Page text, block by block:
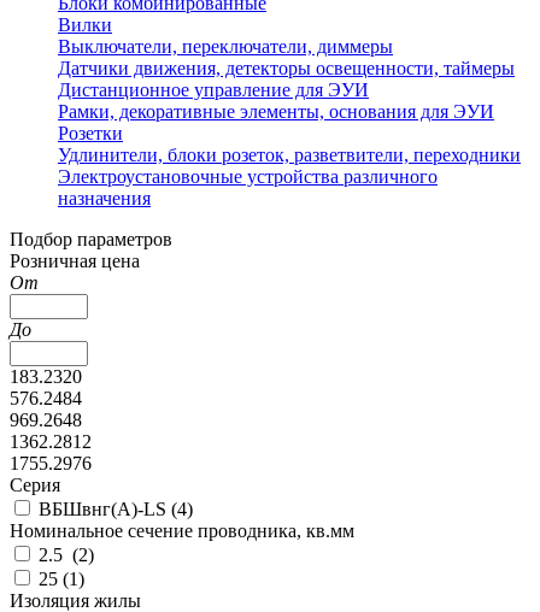
Вилки
Выключатели, переключатели, диммеры
Датчики движения, детекторы освещенности, таймеры
Дистанционное управление для ЭУИ
Рамки, декоративные элементы, основания для ЭУИ
Розетки
Удлинители, блоки розеток, разветвители, переходники
Электроустановочные устройства различного
назначения
Подбор параметров
Розничная цена
От
До
183.2320
576.2484
969.2648
1362.2812
1755.2976
Серия
ВБШвнг(А)-LS (4)
Номинальное сечение проводника, кв.мм
2.5 (2)
25 (1)
Изоляция жилы